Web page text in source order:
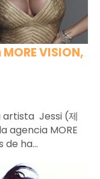
VISION,
Jessi (제
agencia MORE
de ha...